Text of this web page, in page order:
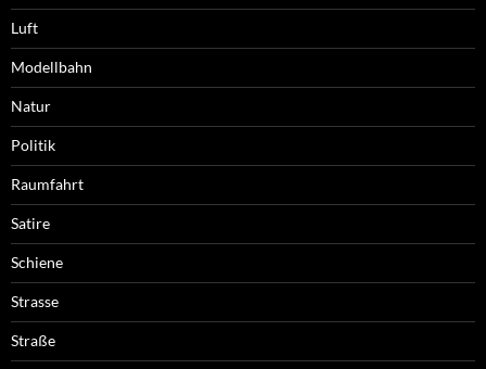
Luft
Modellbahn
Natur
Politik
Raumfahrt
Satire
Schiene
Strasse
Straße